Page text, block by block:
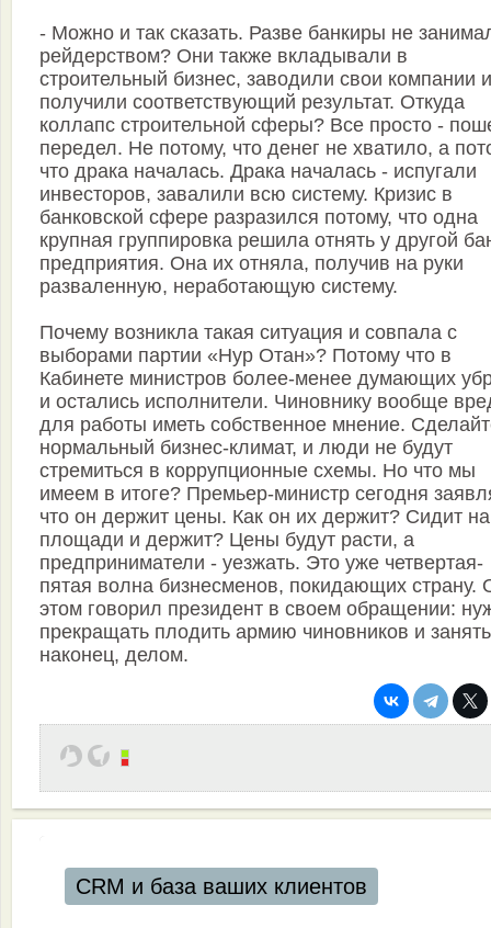
- Можно и так сказать. Разве банкиры не
рейдерством? Они также вкладывали в
строительный бизнес, заводили свои компании и
получили соответствующий результат. Откуда
коллапс строительной сферы? Все просто -
передел. Не потому, что денег не хватило, а
что драка началась. Драка началась - испугали
инвесторов, завалили всю систему. Кризис в
банковской сфере разразился потому, что одна
крупная группировка решила отнять у другой
предприятия. Она их отняла, получив на руки
разваленную, неработающую систему.
Почему возникла такая ситуация и совпала с
выборами партии «Нур Отан»? Потому что в
Кабинете министров более-менее думающих
и остались исполнители. Чиновнику вообще
для работы иметь собственное мнение.
нормальный бизнес-климат, и люди не будут
стремиться в коррупционные схемы. Но что мы
имеем в итоге? Премьер-министр сегодня
что он держит цены. Как он их держит? Сидит на
площади и держит? Цены будут расти, а
предприниматели - уезжать. Это уже четвертая-
пятая волна бизнесменов, покидающих страну.
этом говорил президент в своем обращении:
прекращать плодить армию чиновников и
наконец, делом.
CRM и база ваших клиентов